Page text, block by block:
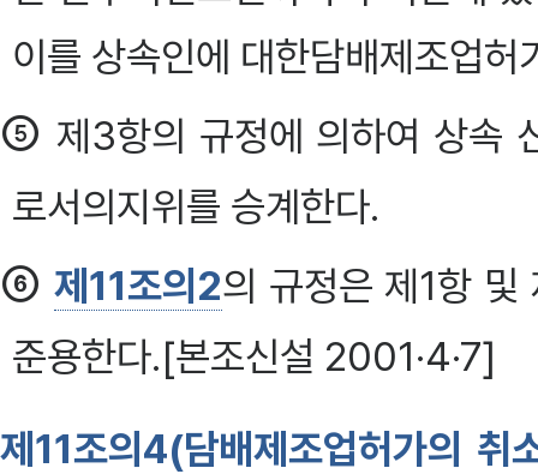
이를 상속인에 대한담배제조업허
⑤ 제3항의 규정에 의하여 상속
로서의지위를 승계한다.
⑥ 제11조의2의 규정은 제1항 및
준용한다.[본조신설 2001·4·7]
제11조의4(담배제조업허가의 취